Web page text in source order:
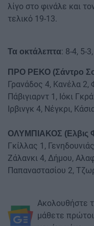
λίγο στο φινάλε και
τελικό 19-13.
Τα οκτάλεπτα: 8-4, 5-
ΠΡΟ ΡΕΚΟ (Σάντρο
Γρανάδος 4, Κανέλα 2,
Πάβιγιαρντ 1, Ιόκι
Ιρβινγκ 4, Νέγκρι,
ΟΛΥΜΠΙΑΚΟΣ (Ελβις
Γκίλλας 1,
Ζάλανκι 4, Δήμου,
Παπαναστασίου 2,
Ακολουθήστε
μάθετε πρώτοι